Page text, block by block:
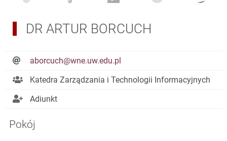
DR ARTUR BORCUCH
aborcuch@wne.uw.edu.pl
Katedra Zarządzania i Technologii Informacyjnych
Adiunkt
Pokój